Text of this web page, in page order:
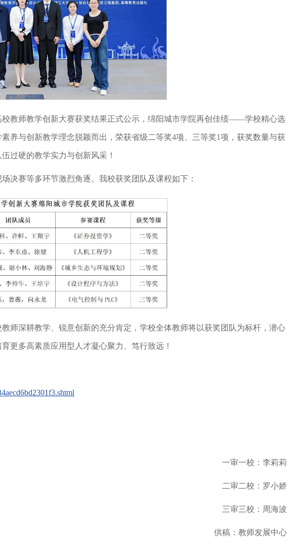
教师教学创新大赛获奖结果正式公示，绵阳城市学院再创佳绩——学校精心选
养与创新教学理念脱颖而出，荣获省级二等奖4项、三等奖1项，获奖数量与获
过硬的教学实力与创新风采！
决赛等多环节激烈角逐。我校获奖团队及课程如下：
师深耕教学、锐意创新的充分肯定，学校全体教师将以获奖团队为标杆，潜心
更多高素质应用型人才凝心聚力、笃行致远！
一审一校：李莉莉
二审二校：罗小娇
三审三校：周海波
供稿：教师发展中心